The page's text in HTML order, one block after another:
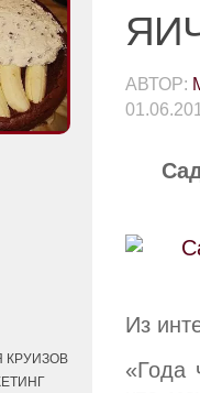
АВТОР:
Из
«Года
КРУИЗОВ